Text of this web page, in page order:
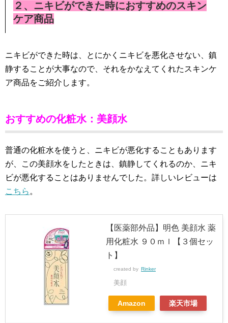
２、ニキビができた時におすすめのスキン
ケア商品
ニキビができた時は、とにかくニキビを悪化させない、鎮
静することが大事なので、それをかなえてくれたスキンケ
ア商品をご紹介します。
おすすめの化粧水：美顔水
普通の化粧水を使うと、ニキビが悪化することもあります
が、この美顔水をしたときは、鎮静してくれるのか、ニキ
ビが悪化することはありませんでした。詳しいレビューは
こちら 。
【医薬部外品】明色 美顔水 薬
用化粧水 ９０ｍｌ【３個セッ
ト】
created by Rinker
美顔
Amazon 楽天市場